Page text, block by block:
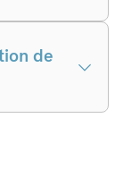
de